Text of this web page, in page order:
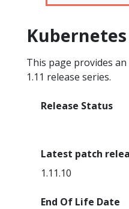
Kubernetes
This page provides
1.11 release series.
Release Status
Latest patch
1.11.10
End Of Life Date